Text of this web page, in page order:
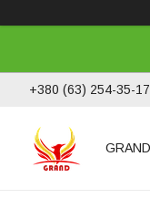
+380 (63) 254-35-17